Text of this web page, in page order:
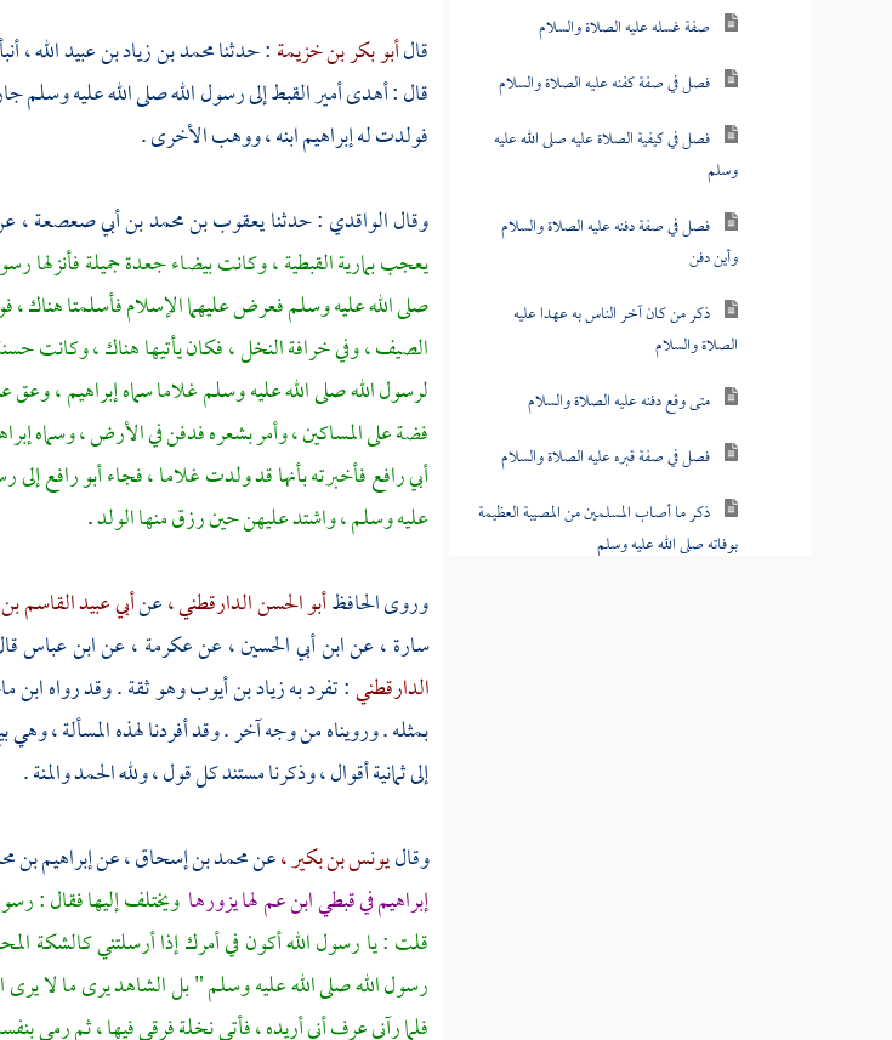
صفة غسله عليه الصلاة والسلام
فصل في صفة كفنه عليه الصلاة والسلام
فصل في كيفية الصلاة عليه صلى الله عليه
وسلم
فصل في صفة دفنه عليه الصلاة والسلام
وأين دفن
ذكر من كان آخر الناس به عهدا عليه
الصلاة والسلام
متى وقع دفنه عليه الصلاة والسلام
فصل في صفة قبره عليه الصلاة والسلام
ذكر ما أصاب المسلمين من المصيبة العظيمة
بوفاته صلى الله عليه وسلم
قالأبو بكر بن خزيمة: حدثنامحمد بن زياد بن عبيد الله ،
قال : أهدى أمير القبط إلى رسول الله صلى الله عليه وسلم
فولدت لهإبراهيمابنه ، ووهب الأخرى .
وقالالواقدي: حدثنايعقوب بن محمد بن أبي صعصعة ،
يعجببماريةالقبطية ، وكانت بيضاء جعدة جميلة فأنزلها
صلى الله عليه وسلم فعرض عليهما الإسلام فأسلمتا هناك ،
الصيف ، وفي خرافة النخل ، فكان يأتيها هناك ، وكانت
لرسول الله صلى الله عليه وسلم غلاما سماهإبراهيم ،وعق
فضة على المساكين ، وأمر بشعره فدفن في الأرض ، وسماه
أبي رافعفأخبرته بأنها قد ولدت غلاما ، فجاءأبو رافعإلى
عليه وسلم ، واشتد عليهن حين رزق منها الولد.
وروى الحافظأبو الحسن الدارقطني ،عنأبي عبيد القاسم
سارة ،عنابن أبي الحسين ،عنعكرمة ،عنابن عباس
الدارقطني: تفرد بهزياد بن أيوبوهو ثقة . وقد رواهابن
بمثله . ورويناه من وجه آخر . وقد أفردنا لهذه المسألة ،
إلى ثمانية أقوال ، وذكرنا مستند كل قول ، ولله الحمد والمنة .
وقاليونس بن بكير ،عنمحمد بن إسحاق ،عنإبراهيم بن
إبراهيمفي قبطي ابن عم لها يزورها ويختلف إليها فقال :
قلت : يا رسول الله أكون في أمرك إذا أرسلتني كالشكة
رسول الله صلى الله عليه وسلم " بل الشاهد يرى ما لا
فلما رآني عرف أني أريده ، فأتى نخلة فرقي فيها ، ثم رمى